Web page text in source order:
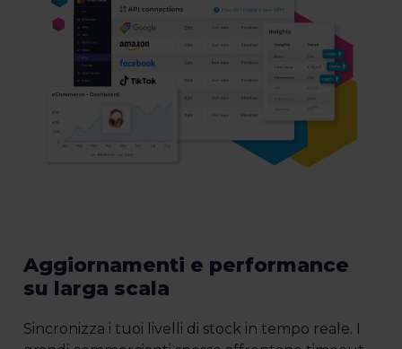
Aggiornamenti e performance
su larga scala
Sincronizza i tuoi livelli di stock in tempo reale. I